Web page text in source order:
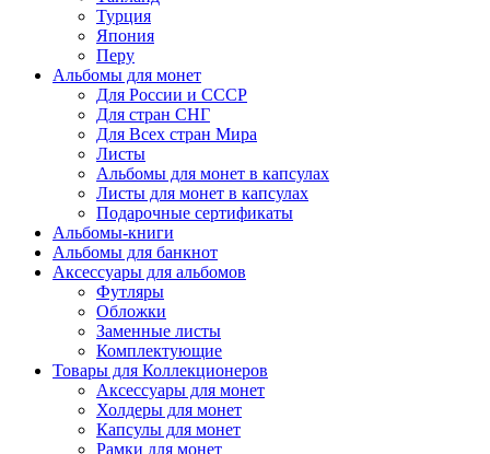
Турция
Япония
Перу
Альбомы для монет
Для России и СССР
Для стран СНГ
Для Всех стран Мира
Листы
Альбомы для монет в капсулах
Листы для монет в капсулах
Подарочные сертификаты
Альбомы-книги
Альбомы для банкнот
Аксессуары для альбомов
Футляры
Обложки
Заменные листы
Комплектующие
Товары для Коллекционеров
Аксессуары для монет
Холдеры для монет
Капсулы для монет
Рамки для монет